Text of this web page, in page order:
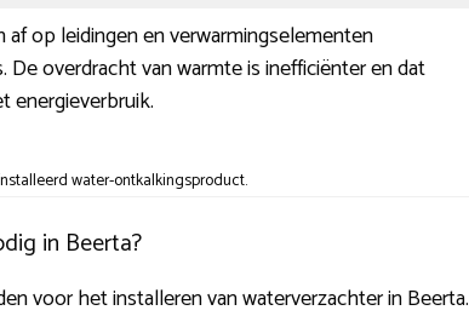
af op leidingen en verwarmingselementen
De overdracht van warmte is inefficiënter en dat
energieverbruik.
water-ontkalkingsproduct.
in Beerta?
voor het installeren van waterverzachter in Beerta.